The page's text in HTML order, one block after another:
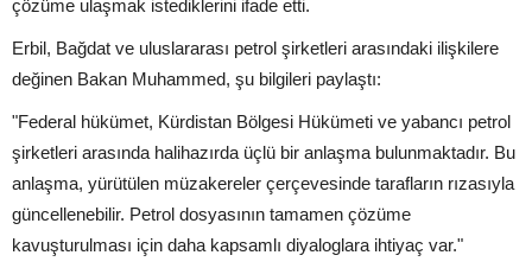
çözüme ulaşmak istediklerini ifade etti.
Erbil, Bağdat ve uluslararası petrol şirketleri arasındaki ilişkilere
değinen Bakan Muhammed, şu bilgileri paylaştı:
"Federal hükümet, Kürdistan Bölgesi Hükümeti ve yabancı petrol
şirketleri arasında halihazırda üçlü bir anlaşma bulunmaktadır. Bu
anlaşma, yürütülen müzakereler çerçevesinde tarafların rızasıyla
güncellenebilir. Petrol dosyasının tamamen çözüme
kavuşturulması için daha kapsamlı diyaloglara ihtiyaç var."